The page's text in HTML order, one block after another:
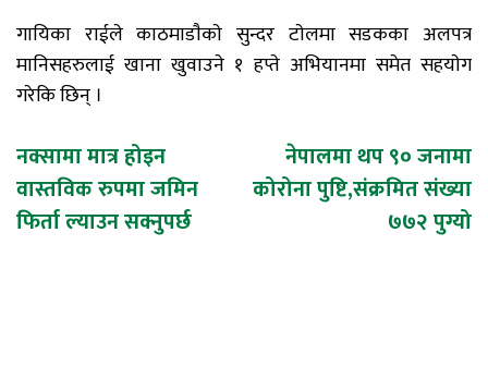
गायिका राईले काठमाडाैकाे सुन्दर टाेलमा सडकका अलपत्र
मानिसहरुलाई खाना खुवाउने १ हप्ते अभियानमा समेत सहयाेग
गरेकि छिन् ।
Post
navigation
नक्सामा मात्र होइन
वास्तविक रुपमा जमिन
फिर्ता ल्याउन सक्नुपर्छ
नेपालमा थप ९० जनामा
कोरोना पुष्टि,संक्रमित संख्या
७७२ पुग्यो